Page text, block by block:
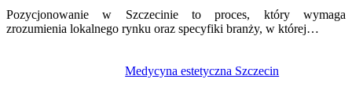
Pozycjonowanie w Szczecinie to proces, który wymaga
zrozumienia lokalnego rynku oraz specyfiki branży, w której…
Medycyna estetyczna Szczecin